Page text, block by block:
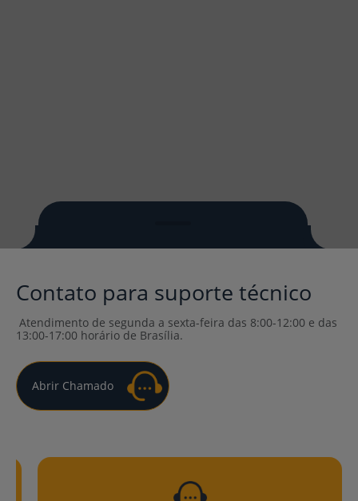
Confira todas as soluções
Contato para suporte técnico
Atendimento de segunda a sexta-feira das 8:00-12:00 e das
13:00-17:00 horário de Brasília.
Abrir Chamado